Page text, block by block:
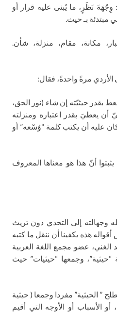
وِجْهَةَ نَظَرٍ، ما يُبنى عليه قرار أو
بـ حيث.
مكانة، مقام، منزلة، شأن.
الأردي مرةً واحدةً، فقال:
بقدر حيثيّته إن شاء (نور الحق،
أن يعطيَ بقدر اعتباره ومنزلته
عليه أن يكتب كلمة “وُسْعه” أو
أنّ هذا هو معناها المعروف
وجهالته إلى التحدي دون تريث
هذه يكفينا أن ننقل ما كتبه
الغني، عضو مجمع اللغة العربية
وجمعها “حيثيات” حيث
” الحيثية” مفردا وجمعا ( حيثية
الأسباب أو الأوجه التي أقيم